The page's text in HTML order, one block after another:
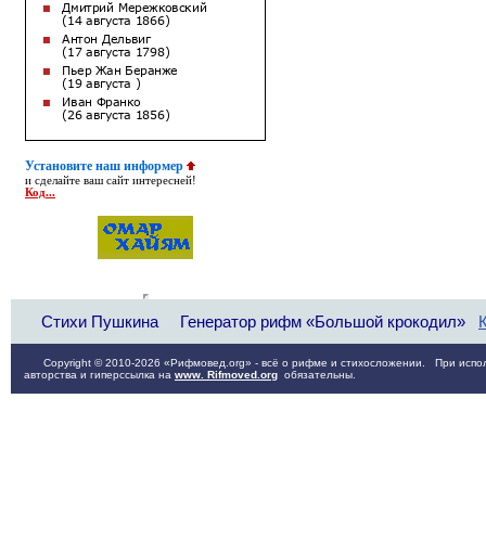
Установите наш информер
и сделайте ваш сайт интересней!
Код...
Стихи Пушкина Генератор рифм «Большой крокодил»
Copyright © 2010-2026 «Рифмовед.org» - всё о рифме и стихосложении. При
авторства и гиперссылка на www. Rifmoved.org обязательны.